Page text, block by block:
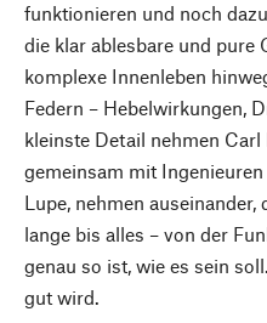
funktionieren und noch
die klar ablesbare und pure
komplexe Innenleben
Federn – Hebelwirkungen,
kleinste Detail nehmen
gemeinsam mit
Lupe, nehmen
lange bis alles – von der
genau so ist, wie es sein
gut wird.